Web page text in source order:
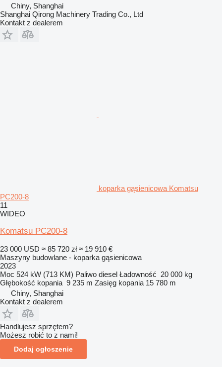
Chiny, Shanghai
Shanghai Qirong Machinery Trading Co., Ltd
Kontakt z dealerem
koparka gąsienicowa Komatsu
PC200-8
11
WIDEO
Komatsu PC200-8
23 000 USD ≈ 85 720 zł ≈ 19 910 €
Maszyny budowlane - koparka gąsienicowa
2023
Moc 524 kW (713 KM) Paliwo diesel Ładowność 20 000 kg
Głębokość kopania 9 235 m Zasięg kopania 15 780 m
Chiny, Shanghai
Kontakt z dealerem
Handlujesz sprzętem?
Możesz robić to z nami!
Dodaj ogłoszenie